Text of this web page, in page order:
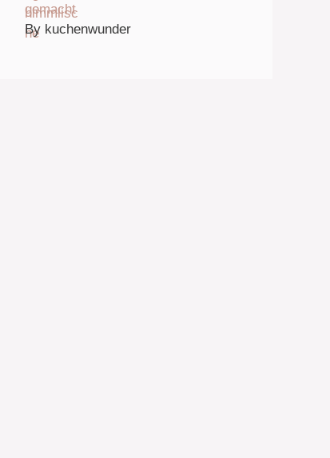
gemacht
By kuchenwunder